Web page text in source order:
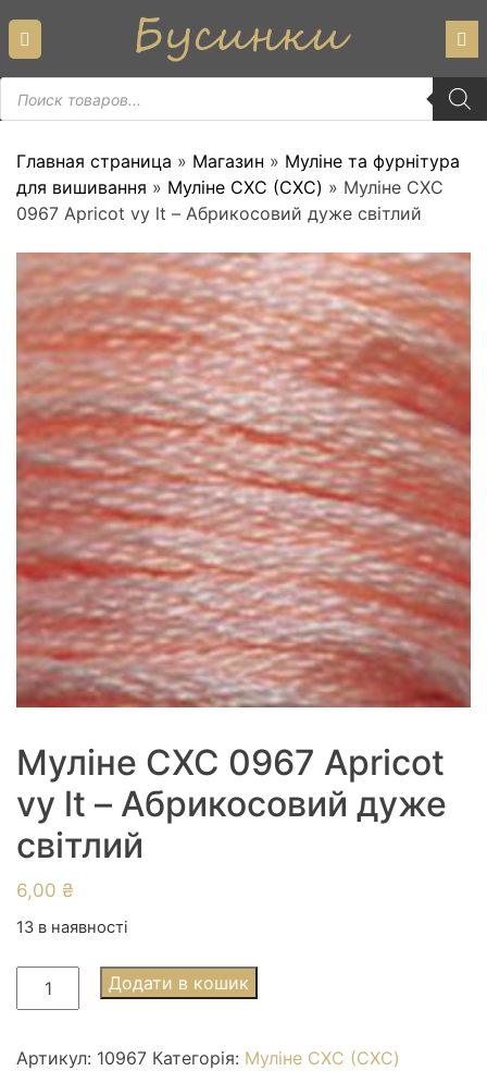
content
Пошук
товарів
Главная страница » Магазин » Муліне та фурнітура
для вишивання » Муліне СХС (CXC) » Муліне СХС
0967 Apricot vy lt – Абрикосовий дуже світлий
Муліне СХС 0967 Apricot
vy lt – Абрикосовий дуже
світлий
6,00 ₴
13 в наявності
Муліне
СХС
Apricot
Додати в кошик
Артикул: 10967 Категорія: Муліне СХС (CXC)